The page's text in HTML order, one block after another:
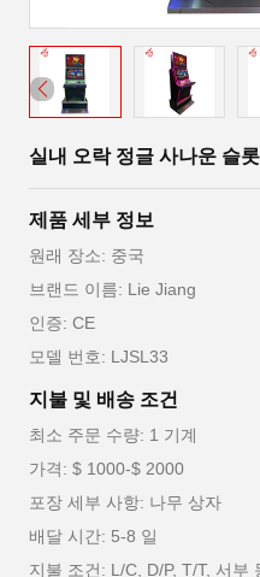
실내 오락 정글 사나운 슬
제품 세부 정보
원래 장소: 중국
브랜드 이름: Lie Jiang
인증: CE
모델 번호: LJSL33
지불 및 배송 조건
최소 주문 수량: 1 기계
가격: $ 1000-$ 2000
포장 세부 사항: 나무 상자
배달 시간: 5-8 일
지불 조건: L/C, D/P, T/T, 서부